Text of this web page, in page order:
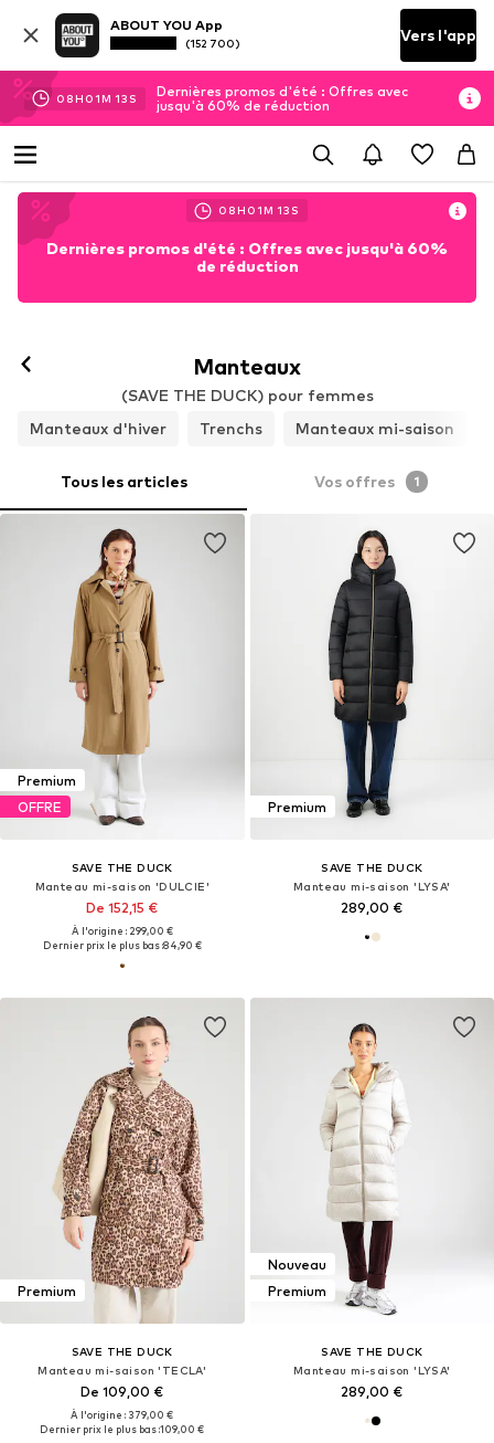
ABOUT YOU App
(152 700) Vers l'app
08H 01M 11 S
Dernières promos d'été : Offres avec
jusqu'à 60% de réduction
08H 01M 11 S
Dernières promos d'été : Offres avec jusqu'à 60%
de réduction
Manteaux
(SAVE THE DUCK) pour femmes
Manteaux d'hiver
Trenchs Manteaux mi-saison
Tous les articles Vos offres 1
Premium
OFFRE
SAVE THE DUCK
Manteau mi-saison 'DULCIE'
De 152,15 €
À l'origine : 299,00 €
Dernier prix le plus bas :84,90 €
Premium
SAVE THE DUCK
Manteau mi-saison 'LYSA'
289,00 €
Premium
SAVE THE DUCK
Manteau mi-saison 'TECLA'
De 109,00 €
À l'origine : 379,00 €
Dernier prix le plus bas :109,00 €
Nouveau
Premium
SAVE THE DUCK
Manteau mi-saison 'LYSA'
289,00 €